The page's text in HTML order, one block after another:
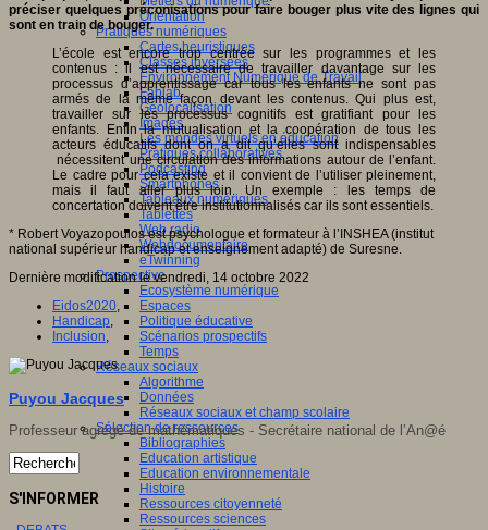
Orientation
Pratiques numériques
Cartes heuristiques
Classes inversées
Environnement Numérique de Travail
Fablab
Géolocalisation
Images
Les mondes virtuels en éducation
Pratiques collaboratives
Podcasting
Smartphones
Tableaux numériques
Tablettes
Web radio
Webdocumentaire
eTwinning
Prospective
Ecosystème numérique
Espaces
Politique éducative
Scénarios prospectifs
Temps
Réseaux sociaux
Algorithme
Données
Réseaux sociaux et champ scolaire
Sélection de ressources
Bibliographies
Education artistique
Education environnementale
Histoire
Ressources citoyenneté
Ressources sciences
préciser quelques préconisations pour faire bouger plus vite des lignes qui
sont en train de bouger.
L’école est encore trop centrée sur les programmes et les
contenus : il est nécessaire de travailler davantage sur les
processus d’apprentissage car tous les enfants ne sont pas
armés de la même façon devant les contenus. Qui plus est,
travailler sur les processus cognitifs est gratifiant pour les
enfants. Enfin la mutualisation et la coopération de tous les
acteurs éducatifs dont on a dit qu’elles sont indispensables
nécessitent une circulation des informations autour de l’enfant.
Le cadre pour cela existe et il convient de l’utiliser pleinement,
mais il faut aller plus loin. Un exemple : les temps de
concertation doivent être institutionnalisés car ils sont essentiels.
* Robert Voyazopoulos est psychologue et formateur à l’INSHEA (institut
national supérieur handicap et enseignement adapté) de Suresne.
Dernière modification le vendredi, 14 octobre 2022
Eidos2020,
Handicap,
Inclusion,
Puyou Jacques
Professeur agrégé de mathématiques - Secrétaire national de l’An@é
S'INFORMER